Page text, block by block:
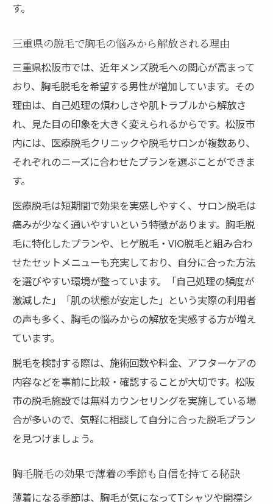
す。
三重県の脱毛で胸毛の悩みから解放される理由
三重県松阪市では、近年メンズ脱毛への関心が高まって
おり、胸毛脱毛を希望する男性が増加しています。その
理由は、自己処理の煩わしさや肌トラブルから解放さ
れ、見た目の印象を大きく変えられるからです。松阪市
内には、医療脱毛クリニックや脱毛サロンが複数あり、
それぞれのニーズに合わせたプランを選ぶことができま
す。
医療脱毛は短期間で効果を実感しやすく、サロン脱毛は
痛みが少なく通いやすいという特徴があります。胸毛脱
毛に特化したプランや、ヒゲ脱毛・VIO脱毛と組み合わ
せたセットメニューも充実しており、自分に合った方法
を選びやすい環境が整っています。「自己処理の頻度が
激減した」「肌の状態が安定した」という実際の利用者
の声も多く、胸毛の悩みからの解放を実感する方が増え
ています。
脱毛を検討する際は、施術回数や料金、アフターケアの
内容などを事前に比較・確認することが大切です。松阪
市の脱毛施設では無料カウンセリングを実施している場
合が多いので、気軽に相談して自分に合った脱毛プラン
を見つけましょう。
胸毛脱毛の効果で薄着の季節も自信を持てる秘訣
薄着になる季節は、胸毛が気になってTシャツや開襟シ